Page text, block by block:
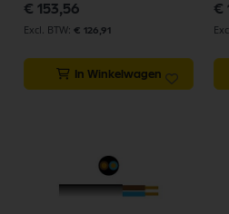
€ 153,56
€ 126,91
In Winkelwagen
€